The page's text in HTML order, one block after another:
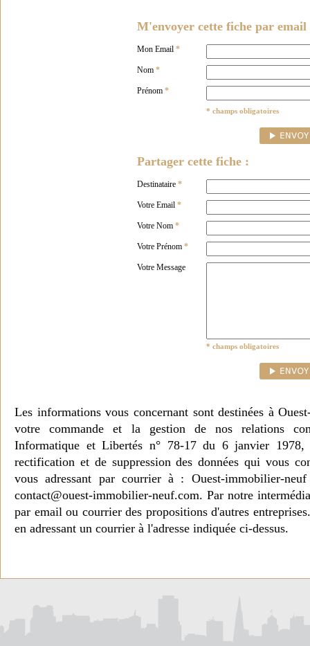
M'envoyer cette fiche par email
Mon Email *
Nom *
Prénom *
* champs obligatoires
Partager cette fiche :
Destinataire *
Votre Email *
Votre Nom *
Votre Prénom *
Votre Message
* champs obligatoires
Les informations vous concernant sont destinées à
votre commande et la gestion de nos relations
Informatique et Libertés n° 78-17 du 6 janvier 1978,
rectification et de suppression des données qui vous
vous adressant par courrier à : Ouest-immobilier-
contact@ouest-immobilier-neuf.com. Par notre
par email ou courrier des propositions d'autres
en adressant un courrier à l'adresse indiquée ci-dessus.